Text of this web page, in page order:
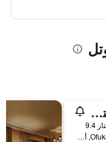
فندق إنتركونتيننتال أوساكا
9.4
3-60, Ofuka-Cho Kita-ku, أوساكا, اليابان